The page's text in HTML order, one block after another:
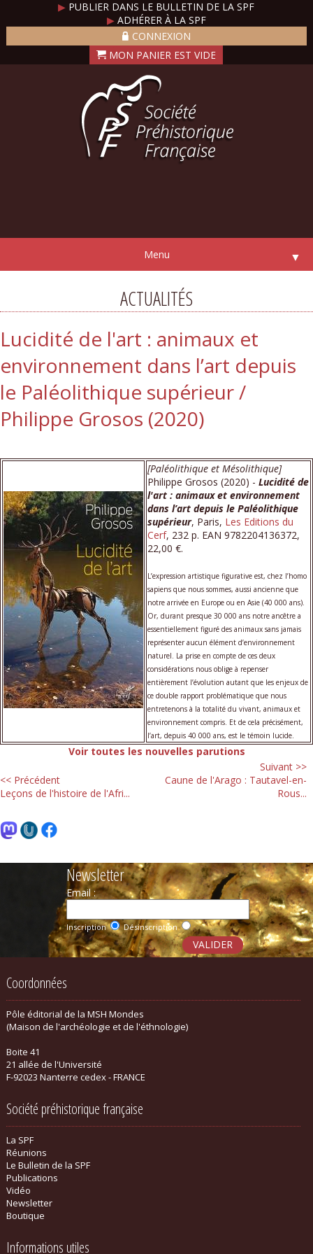
▶ PUBLIER DANS LE BULLETIN DE LA SPF
▶ADHÉRER À LA SPF
CONNEXION
Menu ▼
ACTUALITÉS
Lucidité de l'art : animaux et
environnement dans l’art depuis
le Paléolithique supérieur /
Philippe Grosos (2020)
[Paléolithique et Mésolithique]
Philippe Grosos (2020) - Lucidité de
l'art : animaux et environnement
dans l’art depuis le Paléolithique
supérieur, Paris, Les Editions du
Cerf, 232 p. EAN 9782204136372,
22,00 €.
L’expression artistique figurative est, chez l’homo
sapiens que nous sommes, aussi ancienne que
notre arrivée en Europe ou en Asie (40 000 ans).
Or, durant presque 30 000 ans notre ancêtre a
essentiellement figuré des animaux sans jamais
représenter aucun élément d’environnement
naturel. La prise en compte de ces deux
considérations nous oblige à repenser
entièrement l’évolution autant que les enjeux de
ce double rapport problématique que nous
entretenons à la totalité du vivant, animaux et
environnement compris. Et de cela précisément,
l’art, depuis 40 000 ans, est le témoin lucide.
Voir toutes les nouvelles parutions
<< Précédent
Leçons de l'histoire de l'Afri...
Suivant >>
Caune de l'Arago : Tautavel-en-
Rous...
Newsletter
Email :
Inscription Désinscription
Coordonnées
Pôle éditorial de la MSH Mondes
(Maison de l'archéologie et de l'éthnologie)
Boite 41
21 allée de l'Université
F-92023 Nanterre cedex - FRANCE
Société préhistorique française
La SPF
Réunions
Le Bulletin de la SPF
Publications
Vidéo
Newsletter
Boutique
Informations utiles